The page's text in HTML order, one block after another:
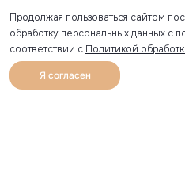
Каталог Избранное
Продолжая пользоваться сайтом
обработку персональных данных с
соответствии с Политикой
Я согласен